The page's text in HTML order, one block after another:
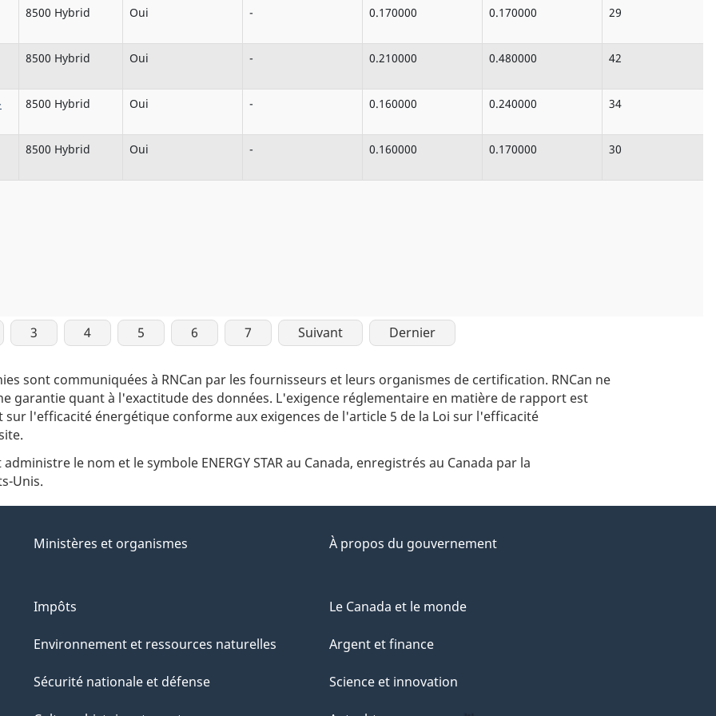
8500 Hybrid Oui - 0.170000 0.170000 29
8500 Hybrid Oui - 0.210000 0.480000 42
8500 Hybrid Oui - 0.160000 0.240000 34
8500 Hybrid Oui - 0.160000 0.170000 30
3 4 5 6 7 Suivant Dernier
sont communiquées à RNCan par les fournisseurs et leurs organismes de certification. RNCan ne
garantie quant à l'exactitude des données. L'exigence réglementaire en matière de rapport est
l'efficacité énergétique conforme aux exigences de l'article 5 de la Loi sur l'efficacité
le nom et le symbole ENERGY STAR au Canada, enregistrés au Canada par la
Unis.
Ministères et organismes À propos du gouvernement
Impôts
Environnement et ressources naturelles
Sécurité nationale et défense
Le Canada et le monde
Argent et finance
Science et innovation